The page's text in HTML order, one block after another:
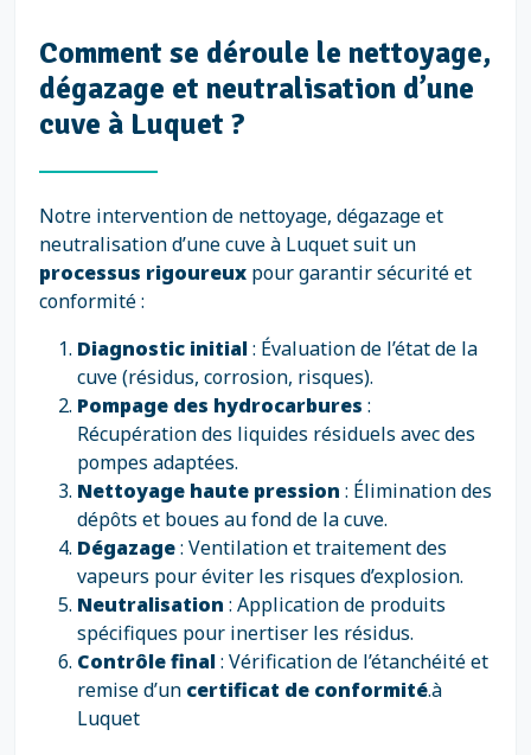
Comment se déroule le nettoyage,
dégazage et neutralisation d’une
cuve à Luquet ?
Notre intervention de nettoyage, dégazage et
neutralisation d’une cuve à Luquet suit un
processus rigoureux pour garantir sécurité et
conformité :
Diagnostic initial: Évaluation de l’état de la
cuve (résidus, corrosion, risques).
Pompage des hydrocarbures :
Récupération des liquides résiduels avec des
pompes adaptées.
Nettoyage haute pression : Élimination des
dépôts et boues au fond de la cuve.
Dégazage: Ventilation et traitement des
vapeurs pour éviter les risques d’explosion.
Neutralisation : Application de produits
spécifiques pour inertiser les résidus.
Contrôle final: Vérification de l’étanchéité et
remise d’un certificat de conformité.à
Luquet